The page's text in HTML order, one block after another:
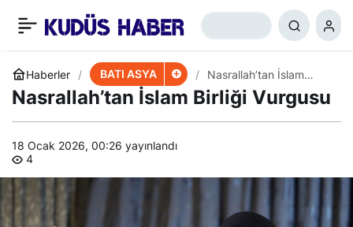
Haberler BATI ASYA
Nasrallah’tan İslam
Birliği Vurgusu
Nasrallah’tan İslam Birliği Vurgusu
18 Ocak 2026, 00:26 yayınlandı
4
Hristiyanlardan
Hizbullah’a Destek
+ 0 Paylaş